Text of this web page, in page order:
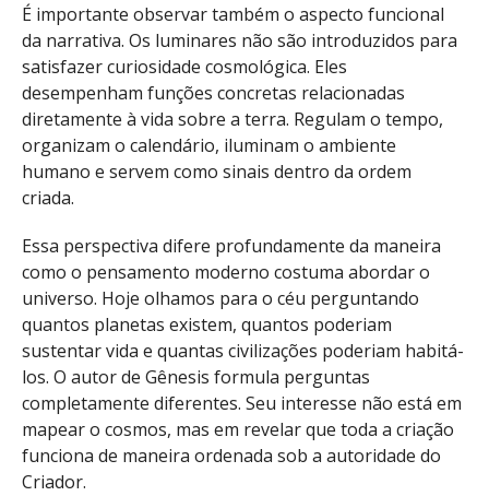
É importante observar também o aspecto funcional
da narrativa. Os luminares não são introduzidos para
satisfazer curiosidade cosmológica. Eles
desempenham funções concretas relacionadas
diretamente à vida sobre a terra. Regulam o tempo,
organizam o calendário, iluminam o ambiente
humano e servem como sinais dentro da ordem
criada.
Essa perspectiva difere profundamente da maneira
como o pensamento moderno costuma abordar o
universo. Hoje olhamos para o céu perguntando
quantos planetas existem, quantos poderiam
sustentar vida e quantas civilizações poderiam habitá-
los. O autor de Gênesis formula perguntas
completamente diferentes. Seu interesse não está em
mapear o cosmos, mas em revelar que toda a criação
funciona de maneira ordenada sob a autoridade do
Criador.